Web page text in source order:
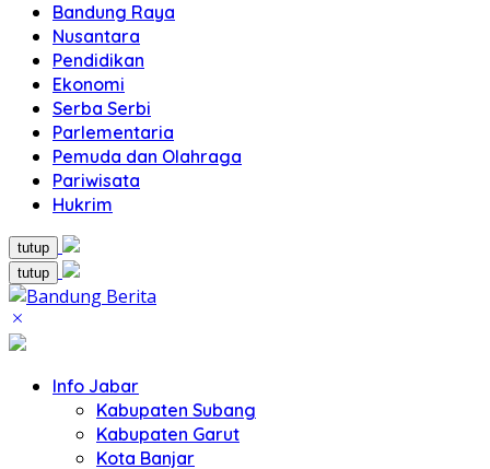
Bandung Raya
Nusantara
Pendidikan
Ekonomi
Serba Serbi
Parlementaria
Pemuda dan Olahraga
Pariwisata
Hukrim
tutup
tutup
Info Jabar
Kabupaten Subang
Kabupaten Garut
Kota Banjar